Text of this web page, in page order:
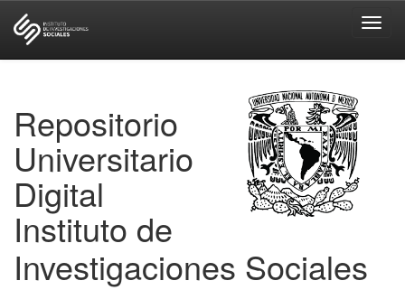
Repositorio
Universitario
Digital
Instituto de
Investigaciones Sociales